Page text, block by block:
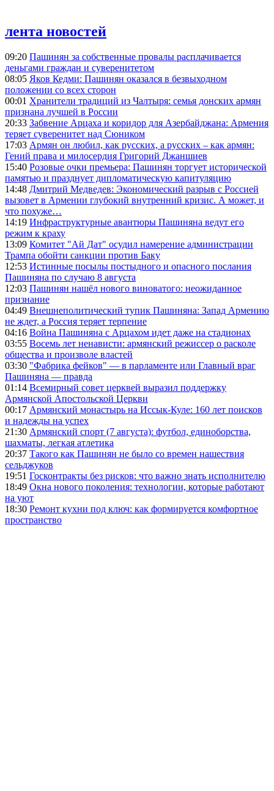
лента новостей
09:20 Пашинян за собственные провалы расплачивается
деньгами граждан и суверенитетом
08:05 Яков Кедми: Пашинян оказался в безвыходном
положении со всех сторон
00:01 Хранители традиций из Чалтыря: семья донских армян
признана лучшей в России
20:33 Забвение Арцаха и коридор для Азербайджана: Армения
теряет суверенитет над Сюником
17:03 Армян он любил, как русских, а русских – как армян:
Гений права и милосердия Григорий Джаншиев
15:40 Розовые очки премьера: Пашинян торгует исторической
памятью и празднует дипломатическую капитуляцию
14:48 Дмитрий Медведев: Экономический разрыв с Россией
вызовет в Армении глубокий внутренний кризис. А может, и
что похуже…
14:19 Инфраструктурные авантюры Пашиняна ведут его
режим к краху
13:09 Комитет "Ай Дат" осудил намерение администрации
Трампа обойти санкции против Баку
12:53 Истинные посылы постыдного и опасного послания
Пашиняна по случаю 8 августа
12:03 Пашинян нашёл нового виноватого: неожиданное
признание
04:49 Внешнеполитический тупик Пашиняна: Запад Армению
не ждет, а Россия теряет терпение
04:16 Война Пашиняна с Арцахом идет даже на стадионах
03:55 Восемь лет ненависти: армянский режиссер о расколе
общества и произволе властей
03:30 "Фабрика фейков" — в парламенте или Главный враг
Пашиняна — правда
01:14 Всемирный совет церквей выразил поддержку
Армянской Апостольской Церкви
00:17 Армянский монастырь на Иссык-Куле: 160 лет поисков
и надежды на успех
21:30 Армянский спорт (7 августа): футбол, единоборства,
шахматы, легкая атлетика
20:37 Такого как Пашинян не было со времен нашествия
сельджуков
19:51 Госконтракты без рисков: что важно знать исполнителю
18:49 Окна нового поколения: технологии, которые работают
на уют
18:30 Ремонт кухни под ключ: как формируется комфортное
пространство